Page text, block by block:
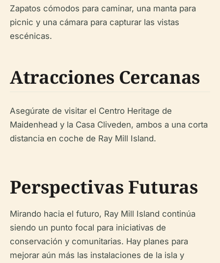
Zapatos cómodos para caminar, una manta para
picnic y una cámara para capturar las vistas
escénicas.
Atracciones Cercanas
Asegúrate de visitar el Centro Heritage de
Maidenhead y la Casa Cliveden, ambos a una corta
distancia en coche de Ray Mill Island.
Perspectivas Futuras
Mirando hacia el futuro, Ray Mill Island continúa
siendo un punto focal para iniciativas de
conservación y comunitarias. Hay planes para
mejorar aún más las instalaciones de la isla y